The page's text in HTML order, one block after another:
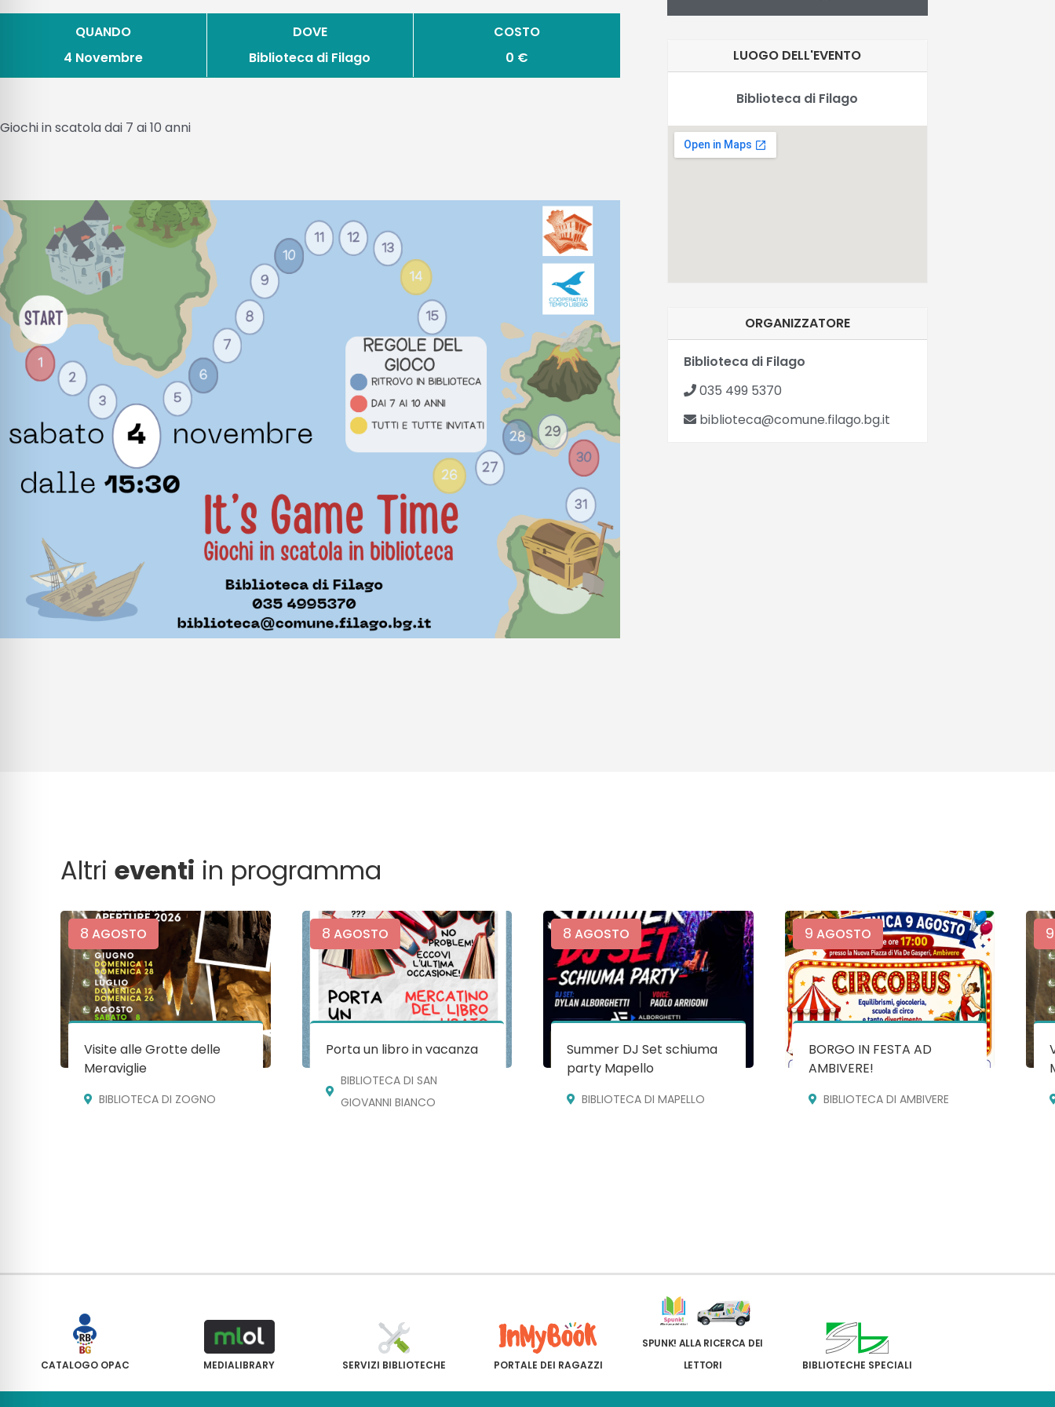
QUANDO
4 Novembre
DOVE
Biblioteca di Filago
COSTO
0 €
Giochi in scatola dai 7 ai 10 anni
LUOGO DELL'EVENTO
Biblioteca di Filago
ORGANIZZATORE
Biblioteca di Filago
035 499 5370
biblioteca@comune.filago.bg.it
Altrieventi in programma
8 AGOSTO
Visite alle Grotte delle
Meraviglie
BIBLIOTECA DI ZOGNO
8 AGOSTO
Porta un libro in vacanza
BIBLIOTECA DI SAN
GIOVANNI BIANCO
8 AGOSTO
Summer DJ Set schiuma
party Mapello
BIBLIOTECA DI MAPELLO
9 AGOSTO
BORGO IN FESTA AD
AMBIVERE!
BIBLIOTECA DI AMBIVERE
9
CATALOGO OPAC MEDIALIBRARY SERVIZI BIBLIOTECHE PORTALE DEI RAGAZZI
SPUNK! ALLA RICERCA DEI
LETTORI
BIBLIOTECHE SPECIALI